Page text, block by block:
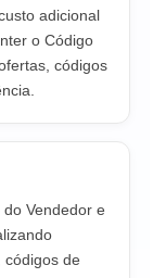
adicional
o Código
códigos
Vendedor e
códigos de